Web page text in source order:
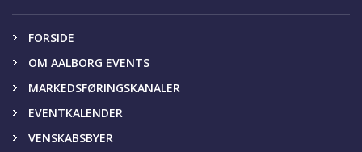
FORSIDE
OM AALBORG EVENTS
MARKEDSFØRINGSKANALER
EVENTKALENDER
VENSKABSBYER